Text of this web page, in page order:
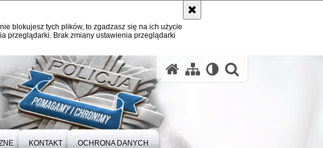
blokujesz tych plików, to zgadzasz się na ich użycie
przeglądarki. Brak zmiany ustawienia przeglądarki
KONTAKT OCHRONA DANYCH